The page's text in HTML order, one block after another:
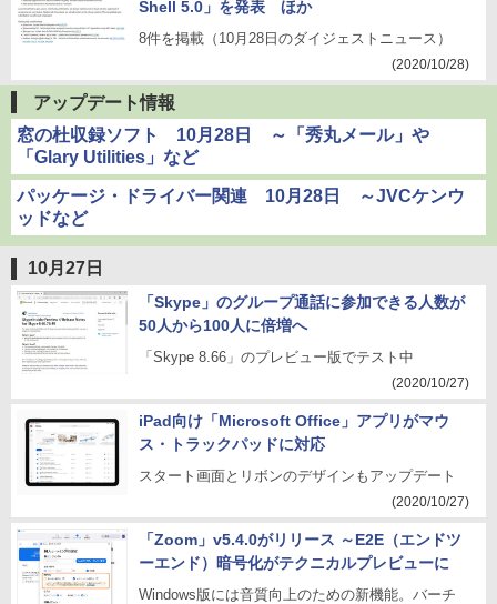
Shell 5.0」を発表 ほか
8件を掲載（10月28日のダイジェストニュース）
(2020/10/28)
アップデート情報
窓の杜収録ソフト 10月28日 ～「秀丸メール」や
「Glary Utilities」など
パッケージ・ドライバー関連 10月28日 ～JVCケンウ
ッドなど
10月27日
「Skype」のグループ通話に参加できる人数が
50人から100人に倍増へ
「Skype 8.66」のプレビュー版でテスト中
(2020/10/27)
iPad向け「Microsoft Office」アプリがマウ
ス・トラックパッドに対応
スタート画面とリボンのデザインもアップデート
(2020/10/27)
「Zoom」v5.4.0がリリース ～E2E（エンドツ
ーエンド）暗号化がテクニカルプレビューに
Windows版には音質向上のための新機能。バーチ